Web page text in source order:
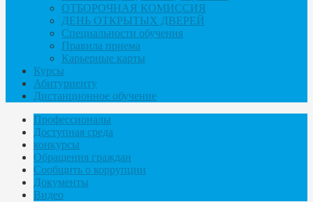
ОТБОРОЧНАЯ КОМИССИЯ
ДЕНЬ ОТКРЫТЫХ ДВЕРЕЙ
Специальности обучения
Правила приема
Карьерные карты
Курсы
Абитуриенту
Дистанционное обучение
Профессионалы
Доступная среда
конкурсы
Обращения граждан
Сообщить о коррупции
Документы
Видео